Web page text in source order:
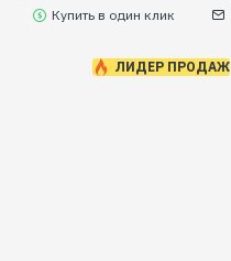
Купить в один клик
ЛИДЕР ПРОДАЖ